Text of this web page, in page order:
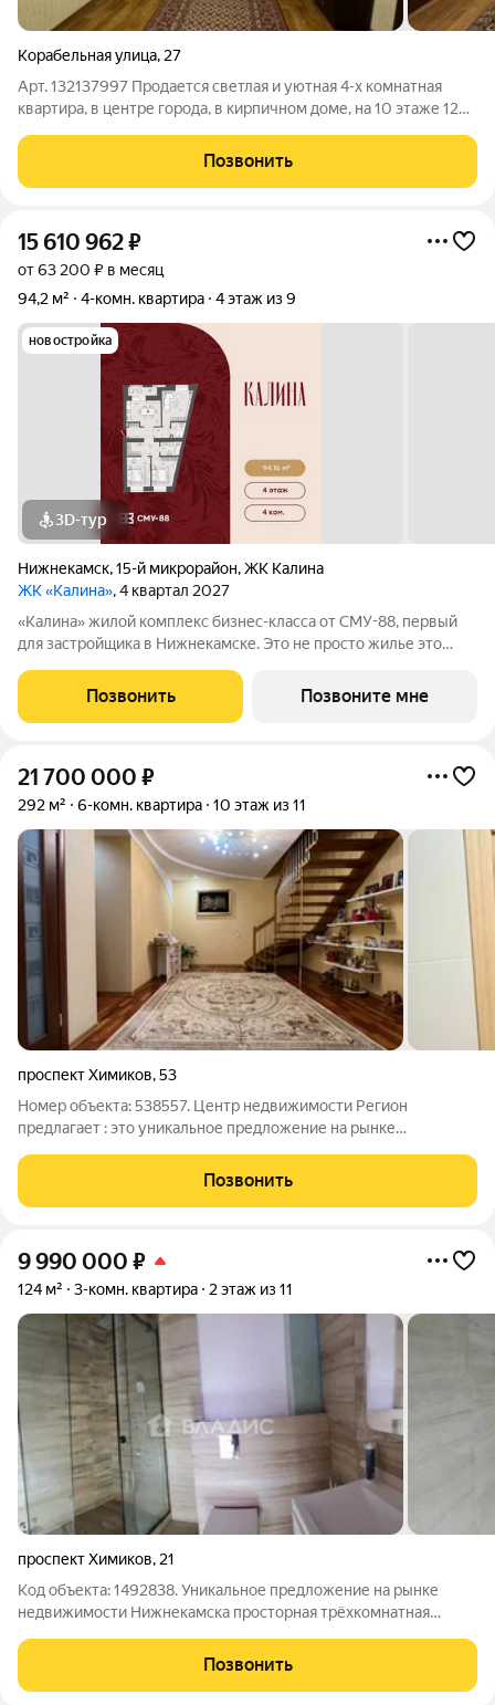
Корабельная улица, 27
Арт. 132137997 Пpoдаетcя светлая и уютная 4-х комнатнaя
кваpтира, в центре гоpода, в кирпичном доме, на 10 этаже 12
квартиры 153,2 кв.м. Отличный вид из окна, окна выходят в
разные стороны.
Позвонить
15 610 962₽
от 63 200 ₽ в месяц
94,2 м²
4-комн. квартира 4 этаж из 9
новостройка
3D-тур
Нижнекамск,15-й микрорайон,ЖК Калина
ЖК «Калина», 4 квартал 2027
«Калина» жилой комплекс бизнес-класса от СМУ-88, первый
для застройщика в Нижнекамске. Это не просто жилье это
сделать ее ярче и насыщеннее. Мы приглашаем вас выйти за
рамки привычного вместе с ЖК
Позвонить Позвоните мне
21 700 000 ₽
292 м² 6-комн. квартира 10 этаж из 11
проспект Химиков,53
Номер объекта: 538557. Центр недвижимости Регион
предлагает : это уникальное предложение на рынке
центре города, с единственным собственником и в отличном
Позвонить
9 990 000 ₽
124 м² 3-комн. квартира 2 этаж из 11
проспект Химиков, 21
Код объекта: 1492838. Уникальное предложение на рынке
недвижимости Нижнекамска просторная трёхкомнатная
тех, кто ценит комфорт и функциональность. Квартира
расположена на втором этаже
Позвонить